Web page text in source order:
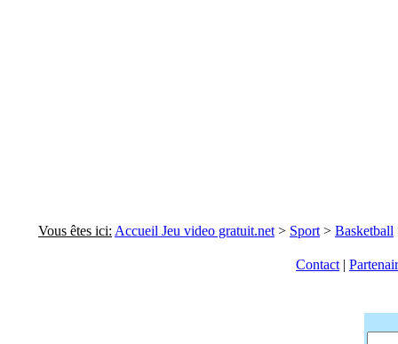
Vous êtes ici: Accueil Jeu video gratuit.net > Sport > Basketball
Contact |